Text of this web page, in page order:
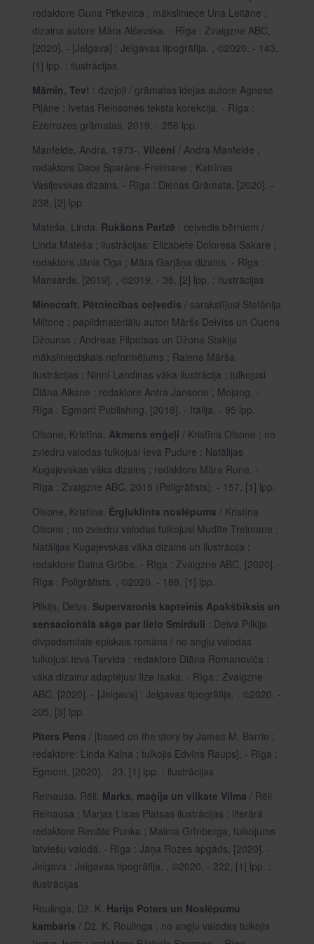
redaktore Guna Pitkevica ; māksliniece Una Leitāne ;
dizaina autore Māra Alševska. - Rīga : Zvaigzne ABC,
[2020]. - [Jelgava] : Jelgavas tipogrāfija. , ©2020. - 143,
[1] lpp. : ilustrācijas.
Māmiņ, Tev! : dzejoļi / grāmatas idejas autore Agnese
Piļāne ; Ivetas Reinsones teksta korekcija. - Rīga :
Ezerrozes grāmatas, 2019. - 256 lpp.
Manfelde, Andra, 1973-. Vilcēni / Andra Manfelde ;
redaktors Dace Sparāne-Freimane ; Katrīnas
Vasiļevskas dizains. - Rīga : Dienas Grāmata, [2020]. -
238, [2] lpp.
Mateša, Linda. Rukšons Parīzē : ceļvedis bērniem /
Linda Mateša ; ilustrācijas: Elizabete Doloresa Šakare ;
redaktors Jānis Oga ; Māra Garjāņa dizains. - Rīga :
Mansards, [2019]. , ©2019. - 38, [2] lpp. : ilustrācijas
Minecraft. Pētniecības ceļvedis / sarakstījusi Stefānija
Miltone ; papildmateriālu autori Māršs Deiviss un Ouens
Džounss ; Andreas Filpotsas un Džona Stakija
mākslinieciskais noformējums ; Raiena Mārša
ilustrācijas ; Ninnī Landinas vāka ilustrācija ; tulkojusi
Diāna Alksne ; redaktore Antra Jansone ; Mojang. -
Rīga : Egmont Publishing, [2018]. - Itālija. - 95 lpp.
Olsone, Kristīna. Akmens eņģeļi / Kristīna Olsone ; no
zviedru valodas tulkojusi Ieva Pudure ; Natālijas
Kugajevskas vāka dizains ; redaktore Māra Rune. -
Rīga : Zvaigzne ABC, 2015 (Poligrāfists). - 157, [1] lpp.
Olsone, Kristīna. Ērgļuklints noslēpums / Kristīna
Olsone ; no zviedru valodas tulkojusi Mudīte Treimane ;
Natālijas Kugajevskas vāka dizains un ilustrācija ;
redaktore Daina Grūbe. - Rīga : Zvaigzne ABC, [2020]. -
Rīga : Poligrāfists. , ©2020. - 188, [1] lpp.
Pilkijs, Deivs. Supervaronis kapteinis Apakšbiksis un
sensacionālā sāga par lielo Smirduli : Deiva Pilkija
divpadsmitais episkais romāns / no angļu valodas
tulkojusi Ieva Tarvida ; redaktore Diāna Romanoviča ;
vāka dizainu adaptējusi Ilze Isaka. - Rīga : Zvaigzne
ABC, [2020]. - [Jelgava] : Jelgavas tipogrāfija. , ©2020. -
205, [3] lpp.
Pīters Pens / [based on the story by James M. Barrie ;
redaktore: Linda Kalna ; tulkojis Edvīns Raups]. - Rīga :
Egmont, [2020]. - 23, [1] lpp. : ilustrācijas
Reinausa, Rēli. Marks, maģija un vilkate Vilma / Rēli
Reinausa ; Marjas Līsas Platsas ilustrācijas ; literārā
redaktore Renāte Punka ; Maima Grīnberga, tulkojums
latviešu valodā. - Rīga : Jāņa Rozes apgāds, [2020]. -
Jelgava : Jelgavas tipogrāfija. , ©2020. - 222, [1] lpp. :
ilustrācijas
Roulinga, Dž. K. Harijs Poters un Noslēpumu
kambaris / Dž. K. Roulinga ; no angļu valodas tulkojis